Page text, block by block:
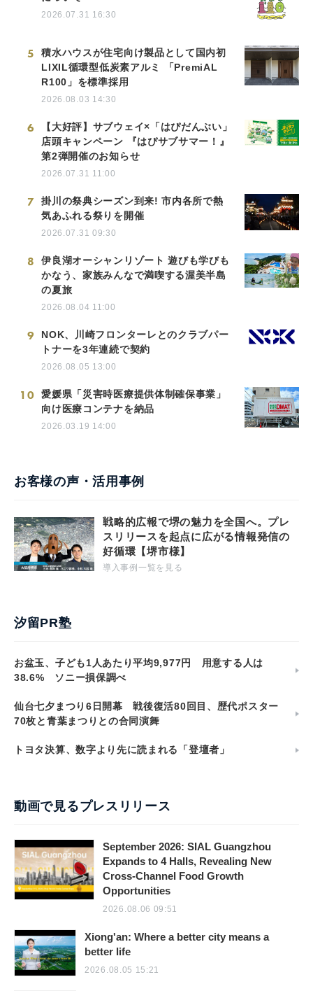
2026.07.31 16:30
5
積水ハウスが住宅向け製品として国内初
LIXIL循環型低炭素アルミ 「PremiAL
R100」を標準採用
2026.08.03 14:30
6
【大好評】サブウェイ×「はぴだんぶい」
店頭キャンペーン 『はぴサブサマー！』
第2弾開催のお知らせ
2026.07.31 11:00
7
掛川の祭典シーズン到来! 市内各所で熱
気あふれる祭りを開催
2026.07.31 09:30
8
伊良湖オーシャンリゾート 遊びも学びも
かなう、家族みんなで満喫する渥美半島
の夏旅
2026.08.04 11:00
9
NOK、川崎フロンターレとのクラブパー
トナーを3年連続で契約
2026.08.05 13:00
10
愛媛県「災害時医療提供体制確保事業」
向け医療コンテナを納品
2026.03.19 14:00
お客様の声・活用事例
戦略的広報で堺の魅力を全国へ。プレ
スリリースを起点に広がる情報発信の
好循環【堺市様】
導入事例一覧を見る
汐留PR塾
お盆玉、子ども1人あたり平均9,977円 用意する人は
38.6% ソニー損保調べ
仙台七夕まつり6日開幕 戦後復活80回目、歴代ポスター
70枚と青葉まつりとの合同演舞
トヨタ決算、数字より先に読まれる「登壇者」
動画で見るプレスリリース
September 2026: SIAL Guangzhou
Expands to 4 Halls, Revealing New
Cross-Channel Food Growth
Opportunities
2026.08.06 09:51
Xiong'an: Where a better city means a
better life
2026.08.05 15:21